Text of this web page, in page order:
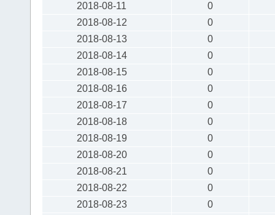
2018-08-11
0
2018-08-12
0
2018-08-13
0
2018-08-14
0
2018-08-15
0
2018-08-16
0
2018-08-17
0
2018-08-18
0
2018-08-19
0
2018-08-20
0
2018-08-21
0
2018-08-22
0
2018-08-23
0